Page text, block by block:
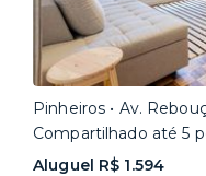
Pinheiros • Av.
Compartilhado até 5
Aluguel R$ 1.594